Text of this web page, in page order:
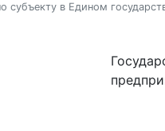
субъекту в Едином